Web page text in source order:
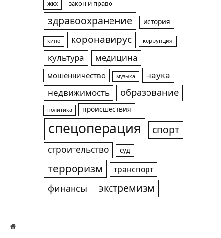
Website
жкх закон и право
здравоохранение история
кино коронавирус коррупция
культура медицина
мошенничество музыка
наука
недвижимость
образование
политика происшествия
спецоперация спорт
строительство суд
терроризм транспорт
финансы экстремизм